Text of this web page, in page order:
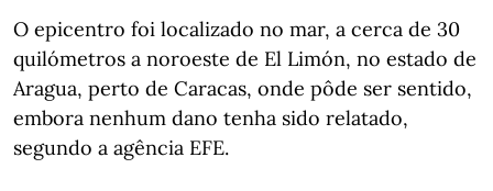
O epicentro foi localizado no mar, a cerca de 30
quilómetros a noroeste de El Limón, no estado de
Aragua, perto de Caracas, onde pôde ser sentido,
embora nenhum dano tenha sido relatado,
segundo a agência EFE.